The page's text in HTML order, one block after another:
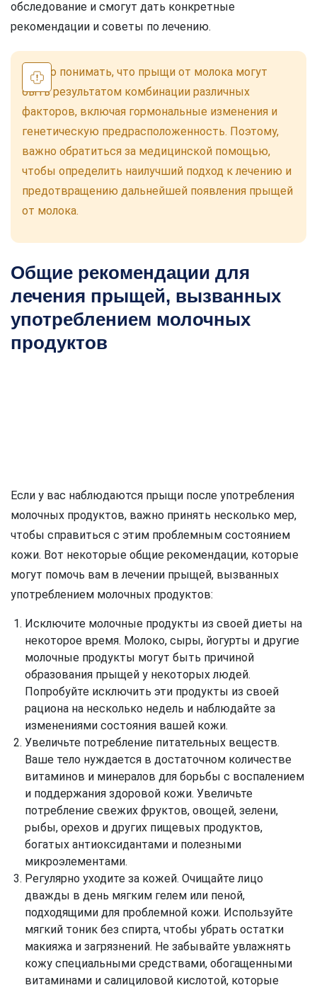
обследование и смогут дать конкретные
рекомендации и советы по лечению.
Важно понимать, что прыщи от молока могут
быть результатом комбинации различных
факторов, включая гормональные изменения и
генетическую предрасположенность. Поэтому,
важно обратиться за медицинской помощью,
чтобы определить наилучший подход к лечению и
предотвращению дальнейшей появления прыщей
от молока.
Общие рекомендации для
лечения прыщей, вызванных
употреблением молочных
продуктов
Если у вас наблюдаются прыщи после употребления
молочных продуктов, важно принять несколько мер,
чтобы справиться с этим проблемным состоянием
кожи. Вот некоторые общие рекомендации, которые
могут помочь вам в лечении прыщей, вызванных
употреблением молочных продуктов:
Исключите молочные продукты из своей диеты на
некоторое время. Молоко, сыры, йогурты и другие
молочные продукты могут быть причиной
образования прыщей у некоторых людей.
Попробуйте исключить эти продукты из своей
рациона на несколько недель и наблюдайте за
изменениями состояния вашей кожи.
Увеличьте потребление питательных веществ.
Ваше тело нуждается в достаточном количестве
витаминов и минералов для борьбы с воспалением
и поддержания здоровой кожи. Увеличьте
потребление свежих фруктов, овощей, зелени,
рыбы, орехов и других пищевых продуктов,
богатых антиоксидантами и полезными
микроэлементами.
Регулярно уходите за кожей. Очищайте лицо
дважды в день мягким гелем или пеной,
подходящими для проблемной кожи. Используйте
мягкий тоник без спирта, чтобы убрать остатки
макияжа и загрязнений. Не забывайте увлажнять
кожу специальными средствами, обогащенными
витаминами и салициловой кислотой, которые